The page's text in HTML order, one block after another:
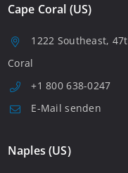
Cape Coral (US)
1222 Southeast,
Coral
+1 800 638-0247
E-Mail senden
Naples (US)